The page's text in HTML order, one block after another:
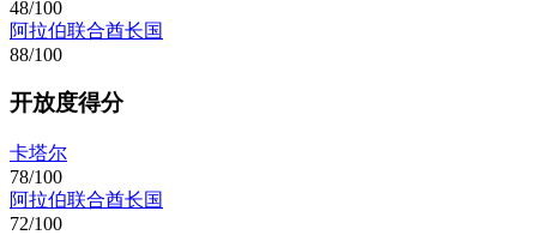
48/100
阿拉伯联合酋长国
88/100
开放度得分
卡塔尔
78/100
阿拉伯联合酋长国
72/100